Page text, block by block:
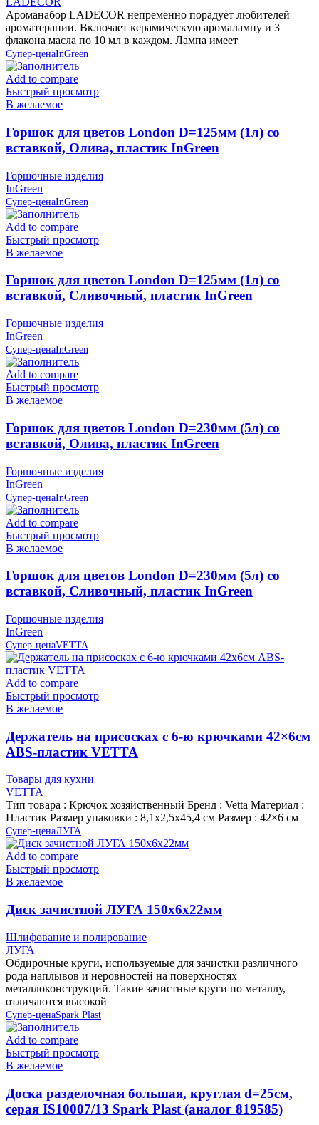
Ароманабор LADECOR непременно порадует любителей
ароматерапии. Включает керамическую аромалампу и 3
флакона масла по 10 мл в каждом. Лампа имеет
Супер-ценаInGreen
Add to compare
Быстрый просмотр
В желаемое
Горшок для цветов London D=125мм (1л) со
вставкой, Олива, пластик InGreen
Горшочные изделия
InGreen
Супер-ценаInGreen
Add to compare
Быстрый просмотр
В желаемое
Горшок для цветов London D=125мм (1л) со
вставкой, Сливочный, пластик InGreen
Горшочные изделия
InGreen
Супер-ценаInGreen
Add to compare
Быстрый просмотр
В желаемое
Горшок для цветов London D=230мм (5л) со
вставкой, Олива, пластик InGreen
Горшочные изделия
InGreen
Супер-ценаInGreen
Add to compare
Быстрый просмотр
В желаемое
Горшок для цветов London D=230мм (5л) со
вставкой, Сливочный, пластик InGreen
Горшочные изделия
InGreen
Супер-ценаVETTA
Add to compare
Быстрый просмотр
В желаемое
Держатель на присосках с 6-ю крючками 42×6см
ABS-пластик VETTA
Товары для кухни
VETTA
Тип товара : Крючок хозяйственный Бренд : Vetta Материал :
Пластик Размер упаковки : 8,1х2,5х45,4 см Размер : 42×6 см
Супер-ценаЛУГА
Add to compare
Быстрый просмотр
В желаемое
Диск зачистной ЛУГА 150х6х22мм
Шлифование и полирование
ЛУГА
Обдирочные круги, используемые для зачистки различного
рода наплывов и неровностей на поверхностях
металлоконструкций. Такие зачистные круги по металлу,
отличаются высокой
Супер-ценаSpark Plast
Add to compare
Быстрый просмотр
В желаемое
Доска разделочная большая, круглая d=25см,
серая IS10007/13 Spark Plast (аналог 819585)